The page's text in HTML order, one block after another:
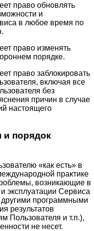
право обновлять
и
в любое время по
право изменять
порядке.
право заблокировать
включая все
без
причин в случае
настоящего
и порядок
«как есть» в
практике
возникающие в
эксплуатации Сервиса
другими программными
результатов
Пользователя и т.п.),
не несет.